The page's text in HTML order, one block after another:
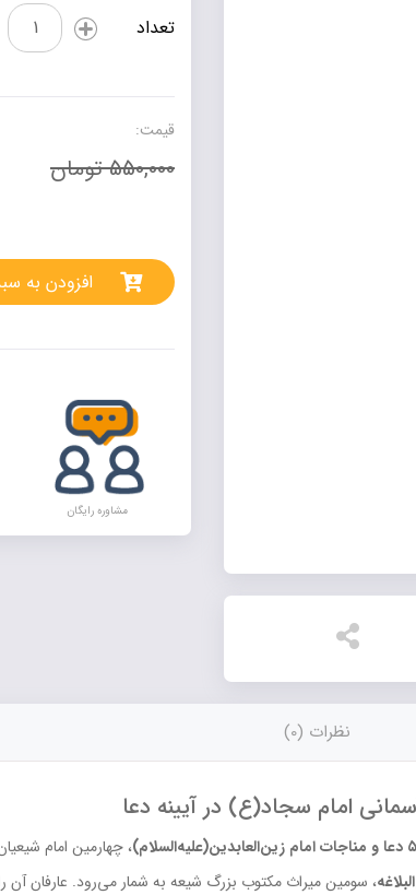
تعداد
کتاب
صحیفه
مجموعه
زین
قیمت:
550,000 تومان
افزودن به
مشاوره رایگان
نظرات (0)
امام سجاد(ع) در آیینه‌ دعا
، چهارمین امام
، سومین میراث مکتوب بزرگ شیعه به شمار می‌رود. عارفان آن